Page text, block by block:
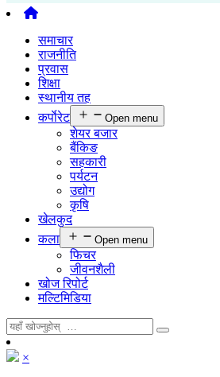
समाचार
राजनीति
प्रवास
शिक्षा
स्थानीय तह
कर्पाेरेट
Open menu
शेयर बजार
बैंकिङ
सहकारी
पर्यटन
उद्योग
कृषि
खेलकुद
कला
Open menu
फिचर
जीवनशैली
खोज रिपोर्ट
मल्टिमिडिया
×